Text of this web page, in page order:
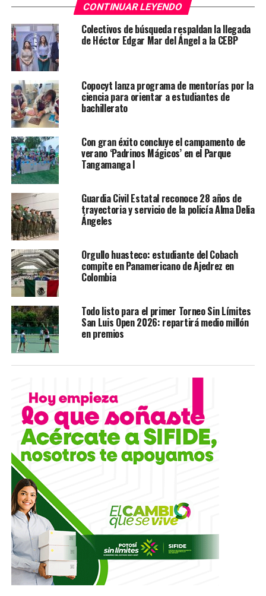
Durante las diligencias realizadas por personal
operativo de la PDI y Servicios Periciales, fueron
localizados y asegurados siete artefactos metálicos
elaborados con varilla galvanizada en forma de estrella,
conocidos como “ponchallantas”.
Asimismo, se localizaron diversas bolsas plásticas que
contenían hierba verde seca, restos vegetales y semillas
con características físicas similares a la marihuana.
De igual forma, fueron aseguradas tres armas largas de
distintos calibres y características, además de equipo
táctico consistente en nueve chalecos de tela color
negro con placas balísticas.
En el sitio también fueron encontrados diversos
cargadores para arma larga, siendo un total de 75, entre
metálicos y plásticos.
Todos los indicios asegurados fueron embalados e
incorporados a la carpeta de investigación
correspondiente, mientras que la FGESLP continúa con
las acciones legales y de investigación derivadas de este
operativo.
TEMAS RELACIONADOS FEATURED
YA VIENE
Trailero provoca daños en cableado y afecta servicio
eléctrico en sector de la Obrera
NO TE PIERDAS
Vehículos acaban destrozados tras accidente en la
carretera estatal Valles-Naranjo
CONTINUAR LEYENDO
Colectivos de búsqueda respaldan la llegada
de Héctor Edgar Mar del Ángel a la CEBP
Copocyt lanza programa de mentorías por la
ciencia para orientar a estudiantes de
bachillerato
Con gran éxito concluye el campamento de
verano ‘Padrinos Mágicos’ en el Parque
Tangamanga I
Guardia Civil Estatal reconoce 28 años de
trayectoria y servicio de la policía Alma Delia
Ángeles
Orgullo huasteco: estudiante del Cobach
compite en Panamericano de Ajedrez en
Colombia
Todo listo para el primer Torneo Sin Límites
San Luis Open 2026: repartirá medio millón
en premios